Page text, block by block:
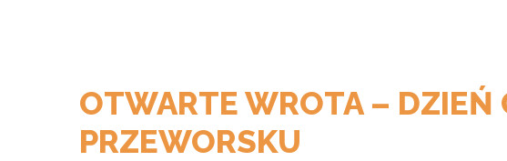
OTWARTE WROTA – DZIEŃ
PRZEWORSKU